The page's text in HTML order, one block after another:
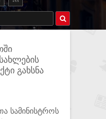
გახსნა
სამინისტროს